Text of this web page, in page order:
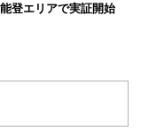
登エリアで実証開始